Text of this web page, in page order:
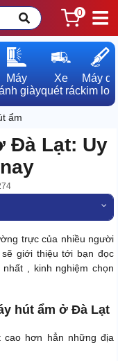
0
Máy
giày
Xe
quét rác
Máy dò
kim loại
ẩm
Đà Lạt: Uy
trực của nhiều người
giới thiệu tới bạn đọc
, kinh nghiệm chọn
hút ẩm ở Đà Lạt
hơn hẳn những địa